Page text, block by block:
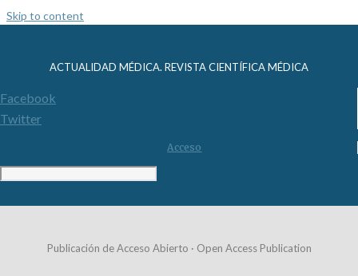
Skip to content
ACTUALIDAD MÉDICA. REVISTA CIENTÍFICA MÉDICA
Facebook
Twitter
Acceso
Publicación de Acceso Abierto · Open Access Publication